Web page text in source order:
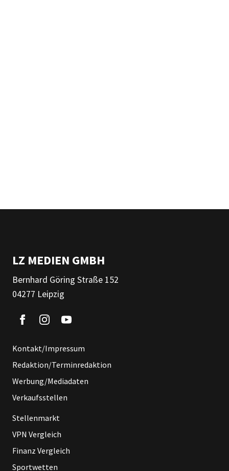
LZ MEDIEN GMBH
Bernhard Göring Straße 152
04277 Leipzig
Kontakt/Impressum
Redaktion/Terminredaktion
Werbung/Mediadaten
Verkaufsstellen
Stellenmarkt
VPN Vergleich
Finanz Vergleich
Sportwetten